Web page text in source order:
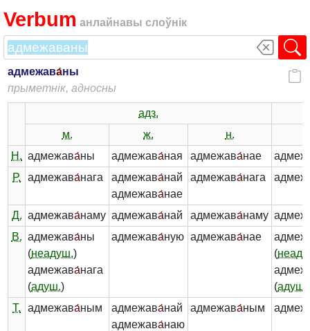
Verbum анлайнавы слоўнік
адмежава́ны
прыметнік, адносны
адз.
м.
ж.
н.
Н. адмежава́ны адмежава́ная адмежава́нае
Р.
адмежава́нага адмежава́най
адмежава́нае
адмежава́нага
Д. адмежава́наму адмежава́най адмежава́наму
В. адмежава́ны
(неадуш.)
адмежава́нага
(адуш.)
адмежава́ную адмежава́нае
(
(адуш.
Т.
адмежава́ным адмежава́най
адмежава́наю
адмежава́ным